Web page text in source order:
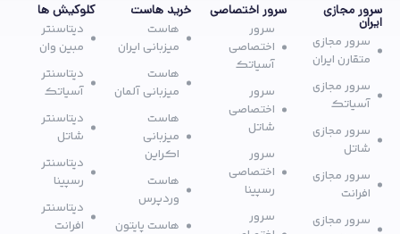
سرور مجازی
ایران
سرور مجازی
متقارن ایران
سرور مجازی
آسیاتک
سرور مجازی
شاتل
سرور مجازی
افرانت
سرور مجازی
سرور اختصاصی
سرور
اختصاصی
آسیاتک
سرور
اختصاصی
شاتل
سرور
اختصاصی
رسپینا
سرور
خرید هاست
هاست
میزبانی ایران
هاست
میزبانی آلمان
هاست
میزبانی
اکراین
هاست
وردپرس
هاست پایتون
کلوکیش ها
دیتاسنتر
مبین وان
دیتاسنتر
آسیاتک
دیتاسنتر
شاتل
دیتاسنتر
رسپینا
دیتاسنتر
افرانت